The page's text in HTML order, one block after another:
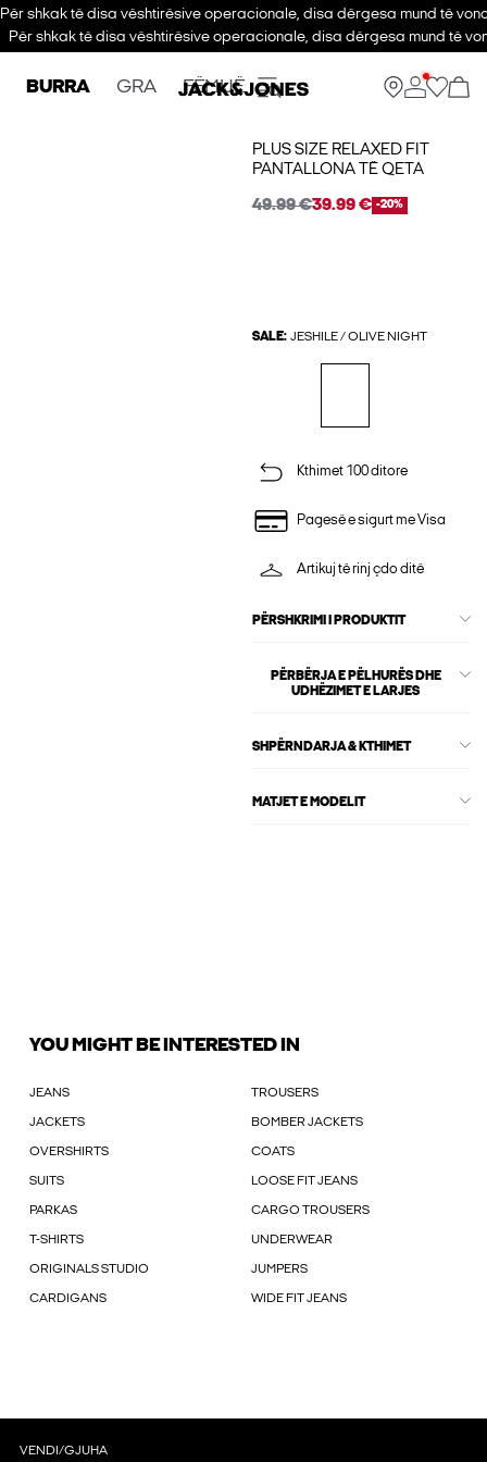
Për shkak të disa vështirësive operacionale, disa dërgesa mund të
Për shkak të disa vështirësive operacionale, disa dërgesa mund të
BURRA GRA FËMIJË
PLUS SIZE RELAXED FIT
PANTALLONA TË QETA
49.99 €39.99 € -20%
SALE: JESHILE / OLIVE NIGHT
Kthimet 100 ditore
Pagesë e sigurt me Visa
Artikuj të rinj çdo ditë
PËRSHKRIMI I PRODUKTIT
PËRBËRJA E PËLHURËS DHE
UDHËZIMET E LARJES
SHPËRNDARJA & KTHIMET
MATJET E MODELIT
YOU MIGHT BE INTERESTED IN
JEANS TROUSERS
JACKETS BOMBER JACKETS
OVERSHIRTS COATS
SUITS LOOSE FIT JEANS
PARKAS CARGO TROUSERS
T-SHIRTS UNDERWEAR
ORIGINALS STUDIO JUMPERS
CARDIGANS WIDE FIT JEANS
VENDI/GJUHA